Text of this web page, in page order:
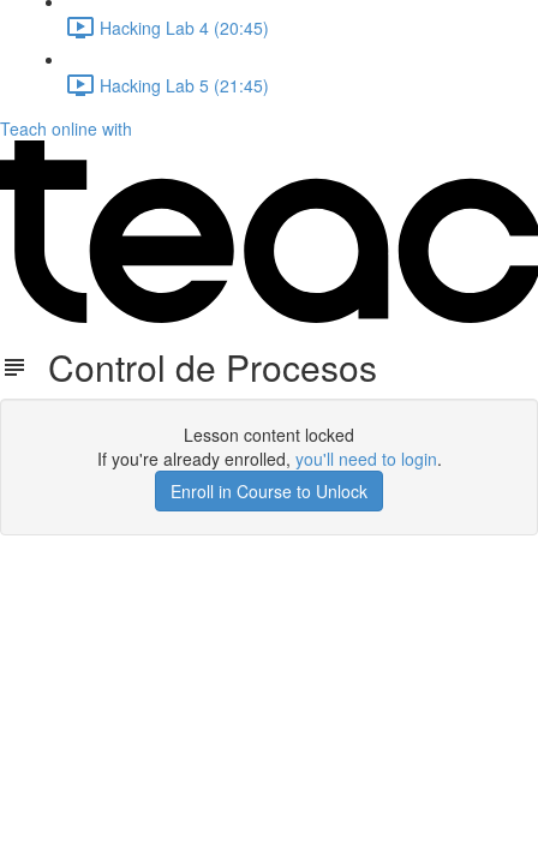
Hacking Lab 4 (20:45)
Hacking Lab 5 (21:45)
Teach online with
Control de Procesos
Lesson content locked
If you're already enrolled, you'll need to login.
Enroll in Course to Unlock